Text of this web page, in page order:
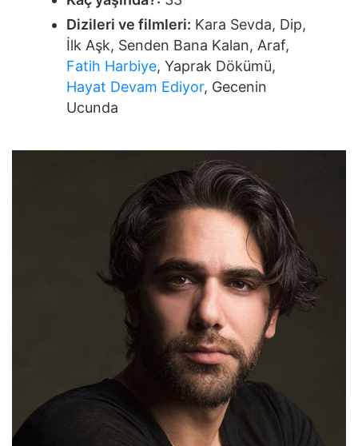
Dizileri ve filmleri: Kara Sevda, Dip,
İlk Aşk, Senden Bana Kalan, Araf,
Fatih Harbiye, Yaprak Dökümü,
Hayat Devam Ediyor, Gecenin
Ucunda